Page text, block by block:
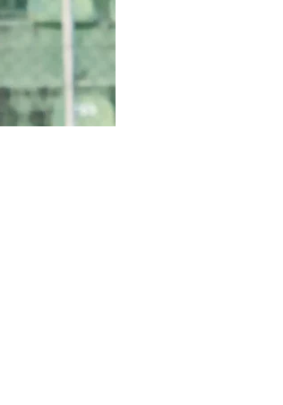
e pedem
saiba a situação do